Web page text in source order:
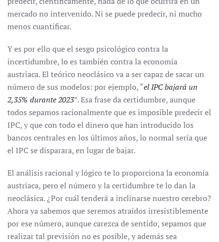
mercado no intervenido. Ni se puede predecir, ni mucho
menos cuantificar.
Y es por ello que el sesgo psicológico contra la
incertidumbre, lo es también contra la economía
austriaca. El teórico neoclásico va a ser capaz de sacar un
número de sus modelos: por ejemplo, “el IPC bajará un
2,35% durante 2023”. Esa frase da certidumbre, aunque
todos sepamos racionalmente que es imposible predecir el
IPC, y que con todo el dinero que han introducido los
bancos centrales en los últimos años, lo normal sería que
el IPC se disparara, en lugar de bajar.
El análisis racional y lógico te lo proporciona la economía
austriaca, pero el número y la certidumbre te lo dan la
neoclásica. ¿Por cuál tenderá a inclinarse nuestro cerebro?
Ahora ya sabemos que seremos atraídos irresistiblemente
por ese número, aunque carezca de sentido, sepamos que
realizar tal previsión no es posible, y además sea